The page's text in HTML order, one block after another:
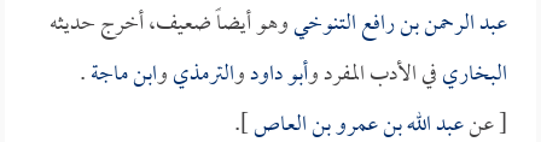
عبد الرحمن بن رافع التنوخيوهو أيضاً ضعيف، أخرج حديثه
البخاريفي الأدب المفرد وأبو داودوالترمذيوابن ماجة.
[ عنعبد الله بن عمرو بن العاص].